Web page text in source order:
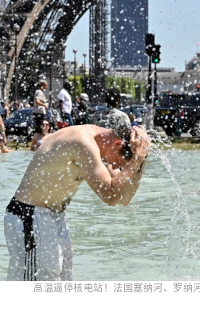
高温逼停核电站！法国塞纳河、罗纳